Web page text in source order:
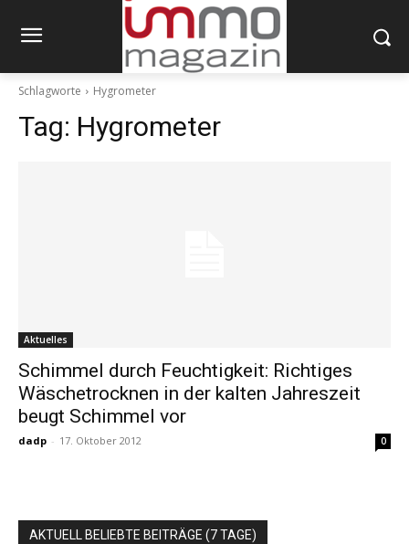
Schlagworte Hygrometer
Tag: Hygrometer
Aktuelles
Schimmel durch Feuchtigkeit: Richtiges
Wäschetrocknen in der kalten Jahreszeit
beugt Schimmel vor
dadp - 17. Oktober 2012 0
AKTUELL BELIEBTE BEITRÄGE (7 TAGE)